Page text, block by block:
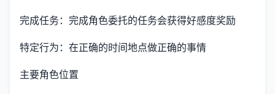
完成任务：完成角色委托的任务会获得好感度奖励
特定行为：在正确的时间地点做正确的事情
主要角色位置